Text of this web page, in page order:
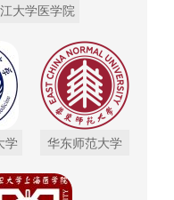
大学医学院
学 华东师范大学